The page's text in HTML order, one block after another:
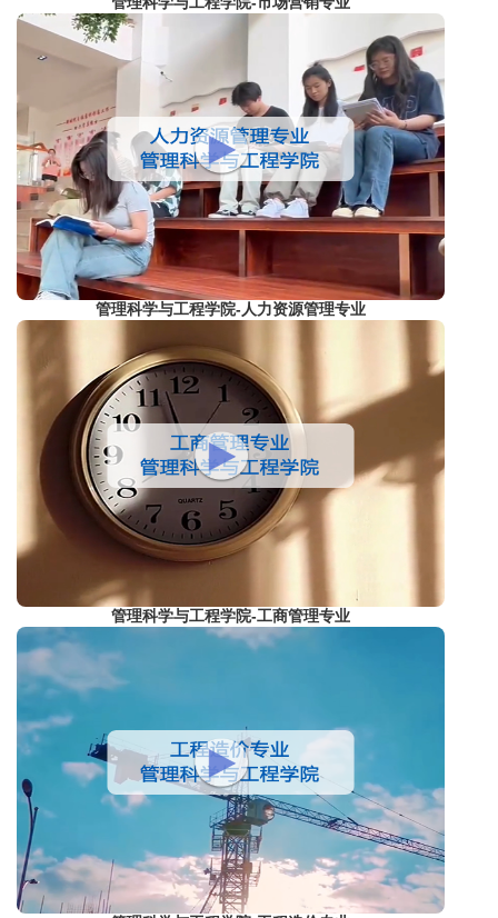
管理科学与工程学院-人力资源管理专业
管理科学与工程学院-工商管理专业